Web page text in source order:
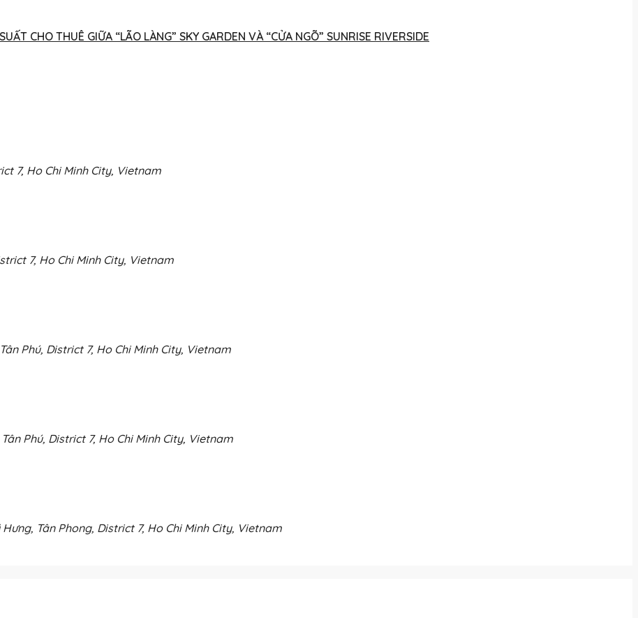
CHO THUÊ GIỮA “LÃO LÀNG” SKY GARDEN VÀ “CỬA NGÕ” SUNRISE RIVERSIDE
7, Ho Chi Minh City, Vietnam
7, Ho Chi Minh City, Vietnam
Phú, District 7, Ho Chi Minh City, Vietnam
Phú, District 7, Ho Chi Minh City, Vietnam
Tân Phong, District 7, Ho Chi Minh City, Vietnam